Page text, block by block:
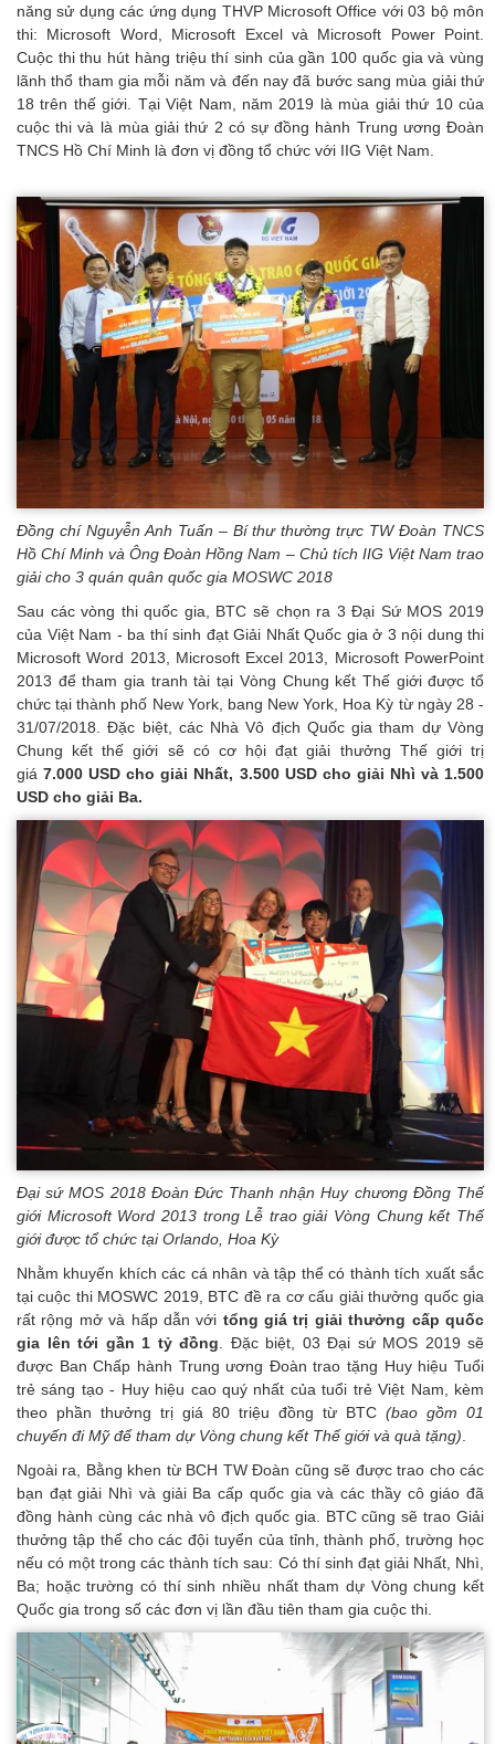
năng sử dụng các ứng dụng THVP Microsoft Office với 03 bộ môn
thi: Microsoft Word, Microsoft Excel và Microsoft Power Point.
Cuộc thi thu hút hàng triệu thí sinh của gần 100 quốc gia và vùng
lãnh thổ tham gia mỗi năm và đến nay đã bước sang mùa giải thứ
18 trên thế giới. Tại Việt Nam, năm 2019 là mùa giải thứ 10 của
cuộc thi và là mùa giải thứ 2 có sự đồng hành Trung ương Đoàn
TNCS Hồ Chí Minh là đơn vị đồng tổ chức với IIG Việt Nam.
Đồng chí Nguyễn Anh Tuấn – Bí thư thường trực TW Đoàn TNCS
Hồ Chí Minh và Ông Đoàn Hồng Nam – Chủ tích IIG Việt Nam trao
giải cho 3 quán quân quốc gia MOSWC 2018
Sau các vòng thi quốc gia, BTC sẽ chọn ra 3 Đại Sứ MOS 2019
của Việt Nam - ba thí sinh đạt Giải Nhất Quốc gia ở 3 nội dung thi
Microsoft Word 2013, Microsoft Excel 2013, Microsoft PowerPoint
2013 để tham gia tranh tài tại Vòng Chung kết Thế giới được tổ
chức tại thành phố New York, bang New York, Hoa Kỳ từ ngày 28 -
31/07/2018. Đặc biệt, các Nhà Vô địch Quốc gia tham dự Vòng
Chung kết thế giới sẽ có cơ hội đạt giải thưởng Thế giới trị
giá7.000 USD cho giải Nhất, 3.500 USD cho giải Nhì và 1.500
USD cho giải Ba.
Đại sứ MOS 2018 Đoàn Đức Thanh nhận Huy chương Đồng Thế
giới Microsoft Word 2013 trong Lễ trao giải Vòng Chung kết Thế
giới được tổ chức tại Orlando, Hoa Kỳ
Nhằm khuyến khích các cá nhân và tập thể có thành tích xuất sắc
tại cuộc thi MOSWC 2019, BTC đề ra cơ cấu giải thưởng quốc gia
rất rộng mở và hấp dẫn với tổng giá trị giải thưởng cấp quốc
gia lên tới gần 1 tỷ đồng . Đặc biệt, 03 Đại sứ MOS 2019 sẽ
được Ban Chấp hành Trung ương Đoàn trao tặng Huy hiệu Tuổi
trẻ sáng tạo - Huy hiệu cao quý nhất của tuổi trẻ Việt Nam, kèm
theo phần thưởng trị giá 80 triệu đồng từ BTC (bao gồm 01
chuyến đi Mỹ để tham dự Vòng chung kết Thế giới và quà tặng)
Ngoài ra, Bằng khen từ BCH TW Đoàn cũng sẽ được trao cho các
bạn đạt giải Nhì và giải Ba cấp quốc gia và các thầy cô giáo đã
đồng hành cùng các nhà vô địch quốc gia. BTC cũng sẽ trao Giải
thưởng tập thể cho các đội tuyển của tỉnh, thành phố, trường học
nếu có một trong các thành tích sau: Có thí sinh đạt giải Nhất, Nhì,
Ba; hoặc trường có thí sinh nhiều nhất tham dự Vòng chung kết
Quốc gia trong số các đơn vị lần đầu tiên tham gia cuộc thi.